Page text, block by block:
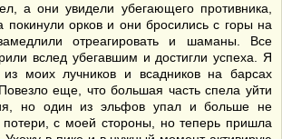
а они увидели убегающего противника,
покинули орков и они бросились с горы на
отреагировать и шаманы. Все
вслед убегавшим и достигли успеха. Я
моих лучников и всадников на барсах
еще, что большая часть спела уйти
но один из эльфов упал и больше не
с моей стороны, но теперь пришла